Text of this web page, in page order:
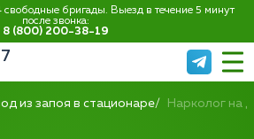
свободные бригады. Выезд в течение 5 минут
после звонка:
8 (800) 200-38-19
из запоя в стационаре Нарколог на